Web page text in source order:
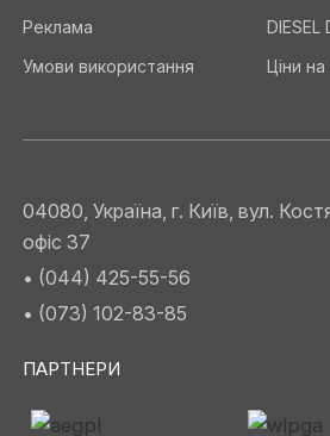
Реклама
Умови використання
DIESEL
Ціни
04080, Україна, г. Київ, вул.
офіс 37
• (044) 425-55-56
• (073) 102-83-85
ПАРТНЕРИ